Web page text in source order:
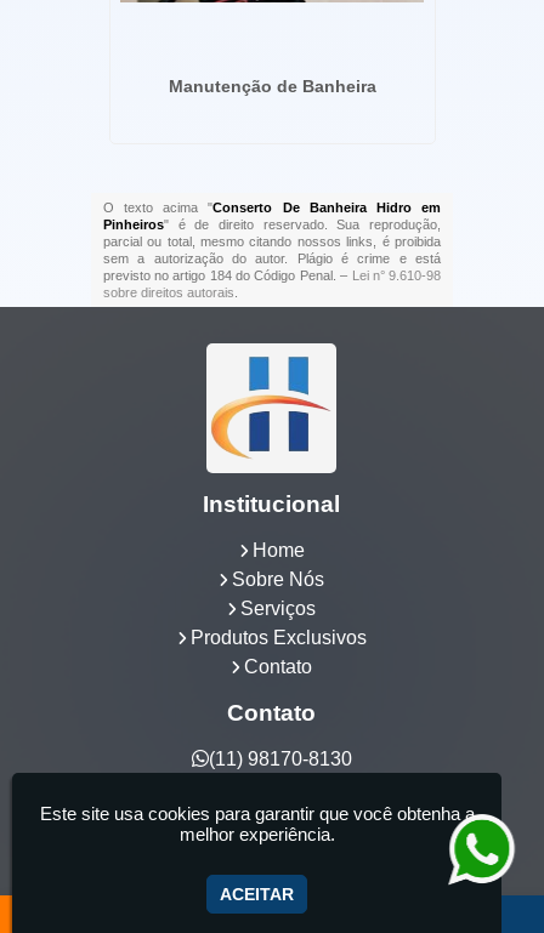
Manutenção de Banheira
O texto acima "Conserto De Banheira Hidro em
Pinheiros" é de direito reservado. Sua reprodução,
parcial ou total, mesmo citando nossos links, é proibida
sem a autorização do autor. Plágio é crime e está
previsto no artigo 184 do Código Penal. –
Lei n° 9.610-98
sobre direitos autorais
Institucional
Home
Sobre Nós
Serviços
Produtos Exclusivos
Contato
Contato
(11) 98170-8130
Hidrocia Manutenção e Venda Especializada de
Banheiras - 25 anos de tradição - Fabricante de
Este site usa cookies para garantir que você obtenha a
melhor experiência.
ACEITAR